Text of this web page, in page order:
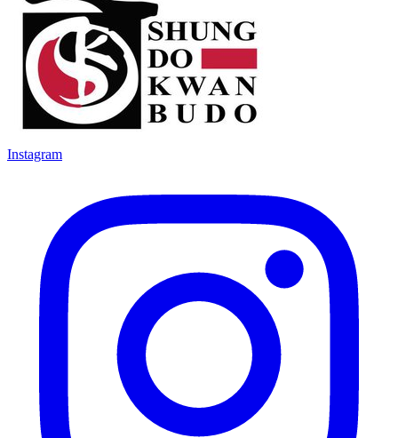
Instagram